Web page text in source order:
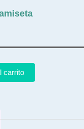
carrito